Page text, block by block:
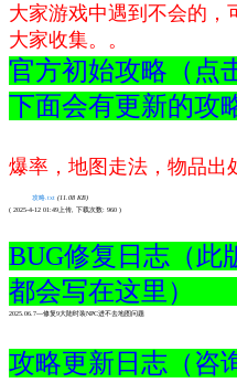
大家游戏中遇到不会的，
大家收集。。
官方初始攻略（点
下面会有更新的攻
爆率，地图走法，物品
攻略.txt (11.08 KB)
( 2025-4-12 01:49上传, 下载次数: 960 )
BUG修复日志（此
都会写在这
2025.06.7---修复9大陆时装NPC进不去地图问题
攻略更新日志（咨